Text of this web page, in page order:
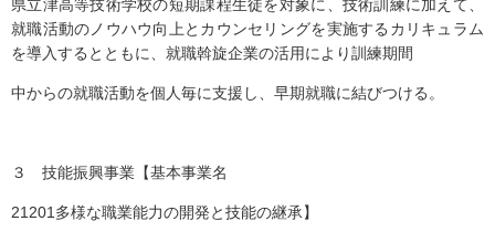
県立津高等技術学校の短期課程生徒を対象に、技術訓練に加えて、
就職活動のノウハウ向上とカウンセリングを実施するカリキュラム
を導入するとともに、就職斡旋企業の活用により訓練期間
中からの就職活動を個人毎に支援し、早期就職に結びつける。
３ 技能振興事業【基本事業名
21201多様な職業能力の開発と技能の継承】